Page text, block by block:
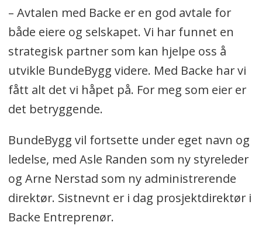
– Avtalen med Backe er en god avtale for
både eiere og selskapet. Vi har funnet en
strategisk partner som kan hjelpe oss å
utvikle BundeBygg videre. Med Backe har vi
fått alt det vi håpet på. For meg som eier er
det betryggende.
BundeBygg vil fortsette under eget navn og
ledelse, med Asle Randen som ny styreleder
og Arne Nerstad som ny administrerende
direktør. Sistnevnt er i dag prosjektdirektør i
Backe Entreprenør.